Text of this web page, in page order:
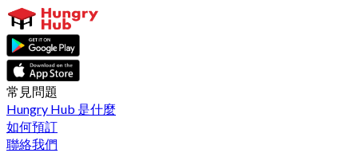
常見問題
Hungry Hub 是什麼
如何預訂
聯絡我們